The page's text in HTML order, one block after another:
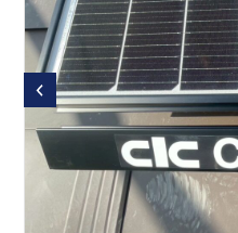
Prev